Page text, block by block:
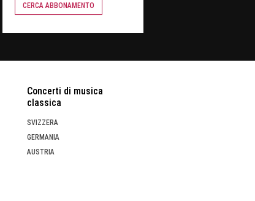
CERCA ABBONAMENTO
Concerti di musica
classica
SVIZZERA
GERMANIA
AUSTRIA